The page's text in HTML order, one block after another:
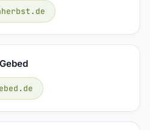
Gebed